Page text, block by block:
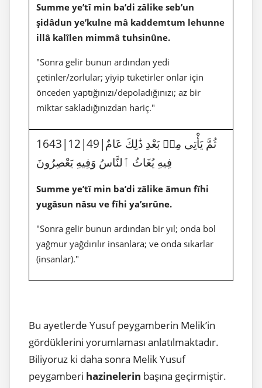
Summe ye’tî min ba’di zâlike seb’un
şidâdun ye’kulne mâ kaddemtum lehunne
illâ kalîlen mimmâ tuhsinûne.
"Sonra gelir bunun ardından yedi
çetinler/zorlular; yiyip tüketirler onlar için
önceden yaptığınızı/depoladığınızı; az bir
miktar sakladığınızdan hariç."
1643|12|49|ثُمَّ يَأْتِى مِنۢ بَعْدِ ذَٰلِكَ عَامٌ
فِيهِ يُغَاثُ ٱلنَّاسُ وَفِيهِ يَعْصِرُونَ
Summe ye’tî min ba’di zâlike âmun fîhi
yugâsun nâsu ve fîhi ya’sırûne.
"Sonra gelir bunun ardından bir yıl; onda bol
yağmur yağdırılır insanlara; ve onda sıkarlar
(insanlar)."
Bu ayetlerde Yusuf peygamberin Melik’in
gördüklerini yorumlaması anlatılmaktadır.
Biliyoruz ki daha sonra Melik Yusuf
peygamberi hazinelerin başına geçirmiştir.